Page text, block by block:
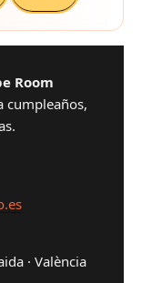
Room
cumpleaños,
· València